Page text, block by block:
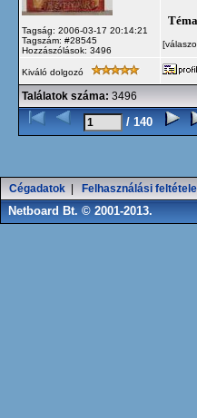
Tagság: 2006-03-17 20:14:21
Tagszám: #28545
Hozzászólások: 3496
Kiváló dolgozó
Találatok száma: 3496
/ 140
Cégadatok Felhasználási
Netboard Bt. © 2001-2013.